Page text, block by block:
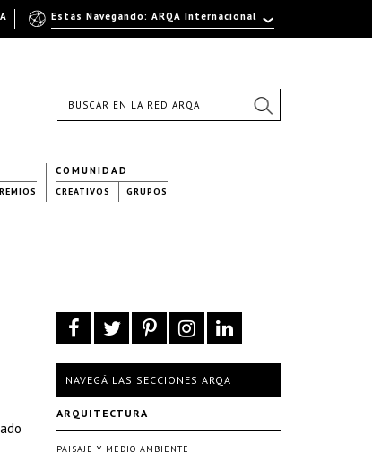
COMUNIDAD
CREATIVOS GRUPOS
NAVEGÁ LAS SECCIONES ARQA
ARQUITECTURA
PAISAJE Y MEDIO AMBIENTE
Estás Navegando: ARQA Internacional